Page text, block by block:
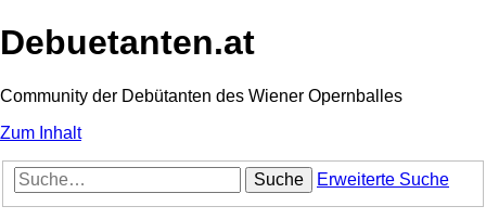
Debuetanten.at
Community der Debütanten des Wiener Opernballes
Zum Inhalt
Suche Erweiterte Suche